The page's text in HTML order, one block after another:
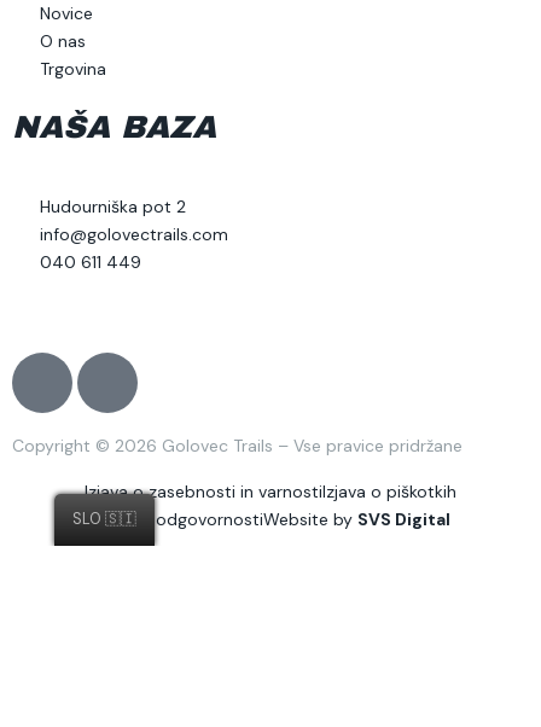
Novice
O nas
Trgovina
NAŠA BAZA
Hudourniška pot 2
info@golovectrails.com
040 611 449
J
i
-
f
a
c
J
i
-
i
n
s
Copyright © 2026 Golovec Trails – Vse pravice pridržane
Izjava o zasebnosti in varnostiIzjava o piškotkih
Izjava o odgovornostiWebsite by SVS Digital
SLO 🇸🇮